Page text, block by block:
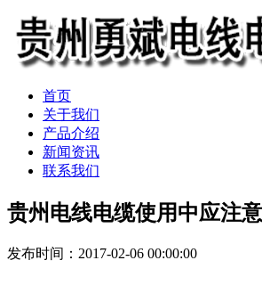
首页
关于我们
产品介绍
新闻资讯
联系我们
贵州电线电缆使用中应注
发布时间：2017-02-06 00:00:00